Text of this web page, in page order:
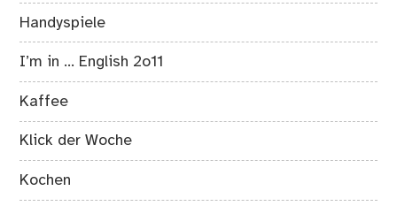
Handyspiele
I’m in … English 2o11
Kaffee
Klick der Woche
Kochen